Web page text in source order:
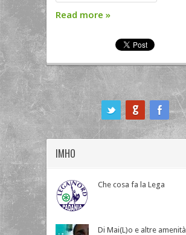
Read more »
IMHO
Che cosa fa la Lega
Di Mai(L)o e altre amenità